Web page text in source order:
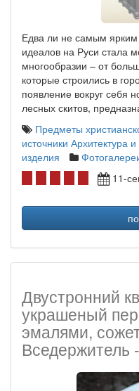
Едва ли не самым
идеалов на Руси стала
многообразии – от
которые строились в
появление вокруг себя
лесных скитов,
Предметы
источники Архитектура
изделия
11-
Двустронний
украшеный
эмалями,
Вседержитель